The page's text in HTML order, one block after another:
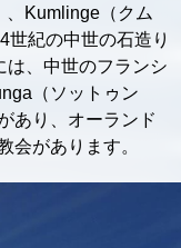
、Kumlinge（クム
世紀の中世の石造り
は、中世のフランシ
（ソットゥン
あり、オーランド
会があります。